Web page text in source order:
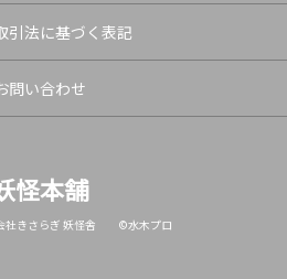
引法に基づく表記
問い合わせ
怪本舗
社きさらぎ 妖怪舎 ©水木プロ